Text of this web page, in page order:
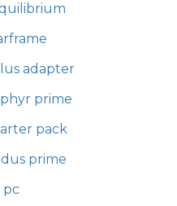
adapter
prime
pack
prime
pc